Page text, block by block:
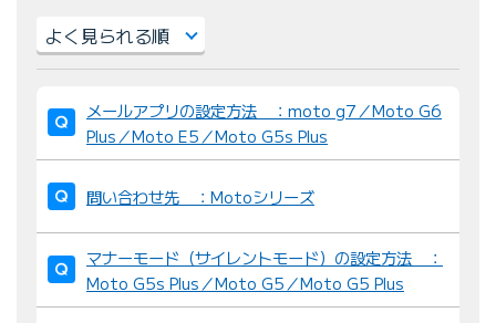
び
替
え
：
メールアプリの設定方法 ：moto g7／Moto G6
Plus／Moto E5／Moto G5s Plus
問い合わせ先 ：Motoシリーズ
マナーモード（サイレントモード）の設定方法 ：
Moto G5s Plus／Moto G5／Moto G5 Plus